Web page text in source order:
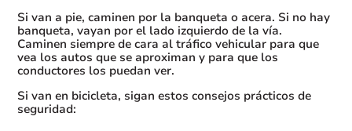
Si van a pie, caminen por la banqueta o acera. Si no hay
banqueta, vayan por el lado izquierdo de la vía.
Caminen siempre de cara al tráfico vehicular para que
vea los autos que se aproximan y para que los
conductores los puedan ver.
Si van en bicicleta, sigan estos consejos prácticos de
seguridad: